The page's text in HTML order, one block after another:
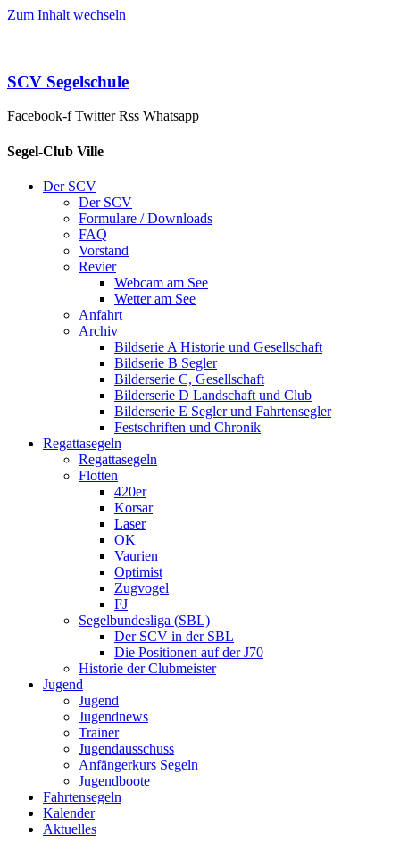
Zum Inhalt wechseln
SCV Segelschule
Facebook-f Twitter Rss Whatsapp
Segel-Club Ville
Der SCV
Der SCV
Formulare / Downloads
FAQ
Vorstand
Revier
Webcam am See
Wetter am See
Anfahrt
Archiv
Bildserie A Historie und Gesellschaft
Bildserie B Segler
Bilderserie C, Gesellschaft
Bilderserie D Landschaft und Club
Bilderserie E Segler und Fahrtensegler
Festschriften und Chronik
Regattasegeln
Regattasegeln
Flotten
420er
Korsar
Laser
OK
Vaurien
Optimist
Zugvogel
FJ
Segelbundesliga (SBL)
Der SCV in der SBL
Die Positionen auf der J70
Historie der Clubmeister
Jugend
Jugend
Jugendnews
Trainer
Jugendausschuss
Anfängerkurs Segeln
Jugendboote
Fahrtensegeln
Kalender
Aktuelles